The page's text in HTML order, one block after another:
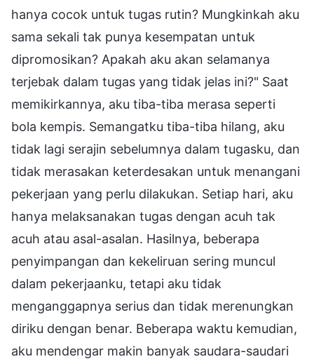
hanya cocok untuk tugas rutin? Mungkinkah aku
sama sekali tak punya kesempatan untuk
dipromosikan? Apakah aku akan selamanya
terjebak dalam tugas yang tidak jelas ini?" Saat
memikirkannya, aku tiba-tiba merasa seperti
bola kempis. Semangatku tiba-tiba hilang, aku
tidak lagi serajin sebelumnya dalam tugasku, dan
tidak merasakan keterdesakan untuk menangani
pekerjaan yang perlu dilakukan. Setiap hari, aku
hanya melaksanakan tugas dengan acuh tak
acuh atau asal-asalan. Hasilnya, beberapa
penyimpangan dan kekeliruan sering muncul
dalam pekerjaanku, tetapi aku tidak
menganggapnya serius dan tidak merenungkan
diriku dengan benar. Beberapa waktu kemudian,
aku mendengar makin banyak saudara-saudari